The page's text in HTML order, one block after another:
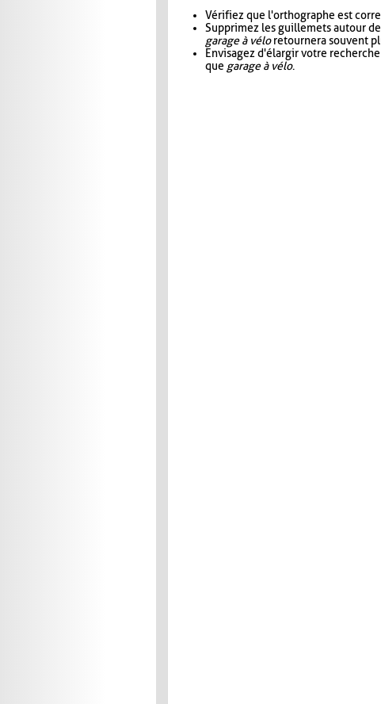
Vérifiez que l'orthographe est
Supprimez les guillemets autour
garage à véloretournera souvent
Envisagez d'élargir votre
que garage à vélo.